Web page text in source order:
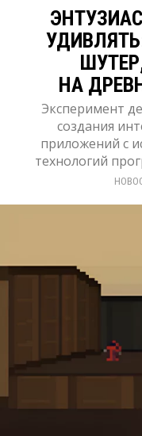
НА
Эксперимент
создания
приложений с
технологий